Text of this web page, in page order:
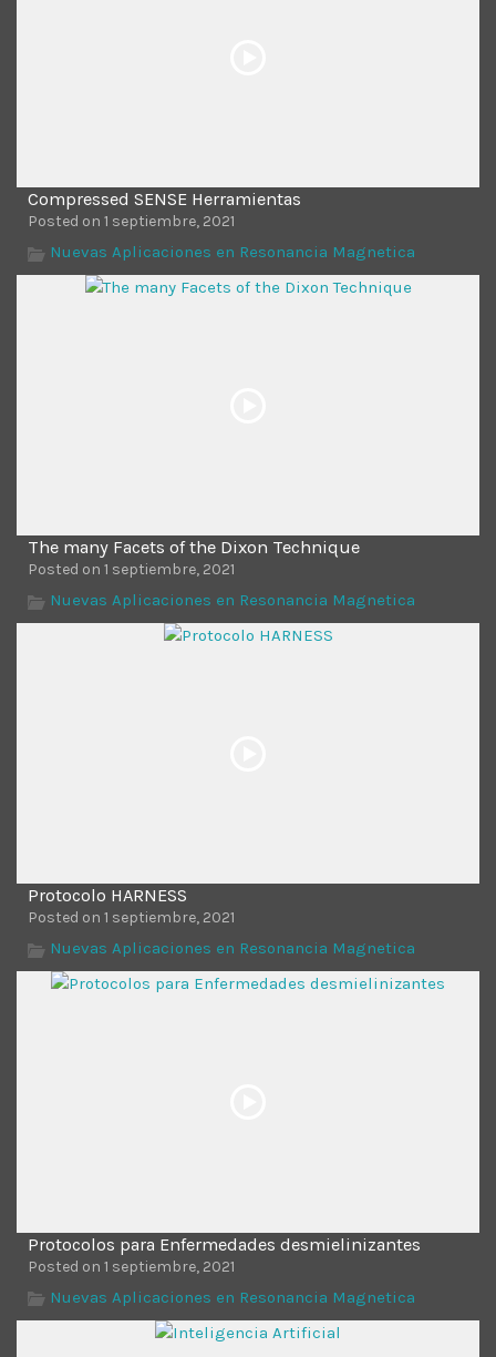
Compressed SENSE Herramientas
Posted on 1 septiembre, 2021
Nuevas Aplicaciones en Resonancia Magnetica
The many Facets of the Dixon Technique
Posted on 1 septiembre, 2021
Nuevas Aplicaciones en Resonancia Magnetica
Protocolo HARNESS
Posted on 1 septiembre, 2021
Nuevas Aplicaciones en Resonancia Magnetica
Protocolos para Enfermedades desmielinizantes
Posted on 1 septiembre, 2021
Nuevas Aplicaciones en Resonancia Magnetica